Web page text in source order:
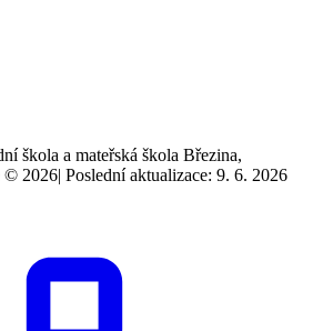
škola a mateřská škola Březina,
© 2026| Poslední aktualizace: 9. 6. 2026